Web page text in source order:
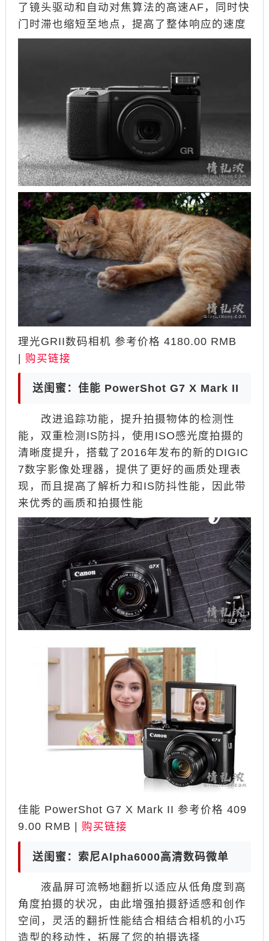
了镜头驱动和自动对焦算法的高速AF，同时快
门时滞也缩短至地点，提高了整体响应的速度
理光GRII数码相机 参考价格 4180.00 RMB
| 购买链接
送闺蜜：佳能 PowerShot G7 X Mark II
改进追踪功能，提升拍摄物体的检测性
能，双重检测IS防抖，使用ISO感光度拍摄的
清晰度提升，搭载了2016年发布的新的DIGIC
7数字影像处理器，提供了更好的画质处理表
现，而且提高了解析力和IS防抖性能，因此带
来优秀的画质和拍摄性能
佳能 PowerShot G7 X Mark II 参考价格 409
9.00 RMB | 购买链接
送闺蜜：索尼Alpha6000高清数码微单
液晶屏可流畅地翻折以适应从低角度到高
角度拍摄的状况，由此增强拍摄舒适感和创作
空间，灵活的翻折性能结合相结合相机的小巧
造型的移动性，拓展了您的拍摄选择